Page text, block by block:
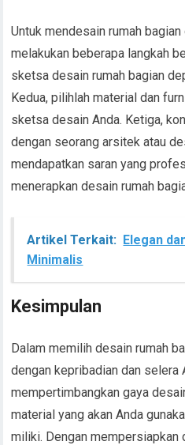
Untuk mendesain rumah
melakukan beberapa langkah
sketsa desain rumah bagian
Kedua, pilihlah material dan
sketsa desain Anda. Ketiga,
dengan seorang arsitek atau
mendapatkan saran yang
menerapkan desain rumah
Artikel Terkait: Elegan
Minimalis
Kesimpulan
Dalam memilih desain rumah
dengan kepribadian dan selera
mempertimbangkan gaya
material yang akan Anda
miliki. Dengan mempersiapkan